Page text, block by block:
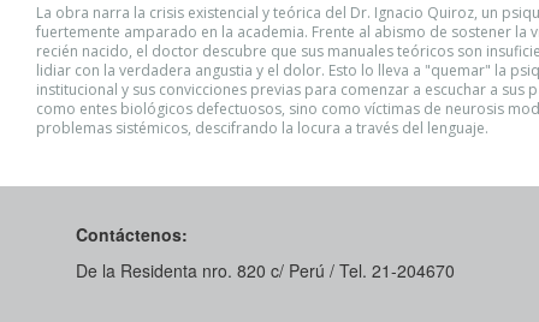
La obra narra la crisis existencial y teórica del Dr. Ignacio Quiroz, un
fuertemente amparado en la academia. Frente al abismo de sostener la
recién nacido, el doctor descubre que sus manuales teóricos son
lidiar con la verdadera angustia y el dolor. Esto lo lleva a "quemar" la
institucional y sus convicciones previas para comenzar a escuchar a sus
como entes biológicos defectuosos, sino como víctimas de neurosis
problemas sistémicos, descifrando la locura a través del lenguaje.
Contáctenos:
De la Residenta nro. 820 c/ Perú / Tel. 21-204670